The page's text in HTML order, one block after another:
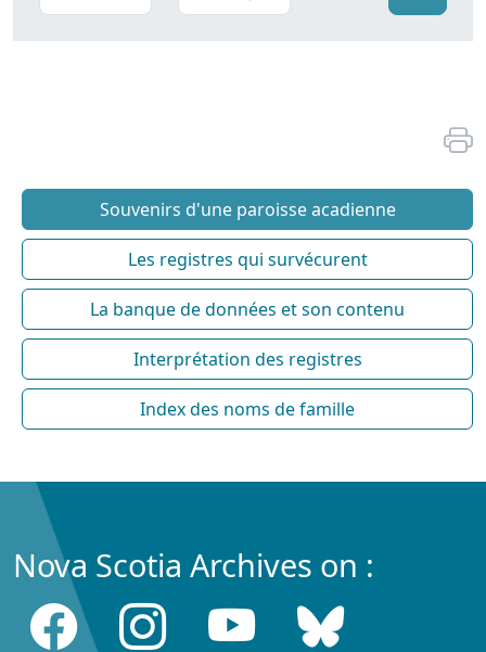
Souvenirs d'une paroisse acadienne
Les registres qui survécurent
La banque de données et son contenu
Interprétation des registres
Index des noms de famille
Nova Scotia Archives on :